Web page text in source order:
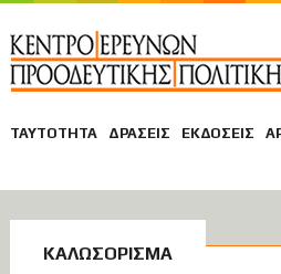
ΤΑΥΤΟΤΗΤΑ ΔΡΑΣΕΙΣ ΕΚΔΟΣΕΙΣ
ΚΑΛΩΣΟΡΙΣΜΑ